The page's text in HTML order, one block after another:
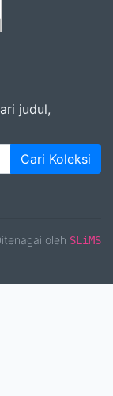
judul,
Cari Koleksi
oleh SLiMS